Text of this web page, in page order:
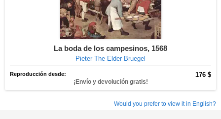
La boda de los campesinos, 1568
Pieter The Elder Bruegel
Reproducción desde: 176 $
¡Envío y devolución gratis!
Would you prefer to view it in English?